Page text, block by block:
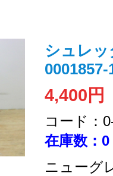
シュレ
0001857-
4,400円
コード：
在庫数：0
ニューグ